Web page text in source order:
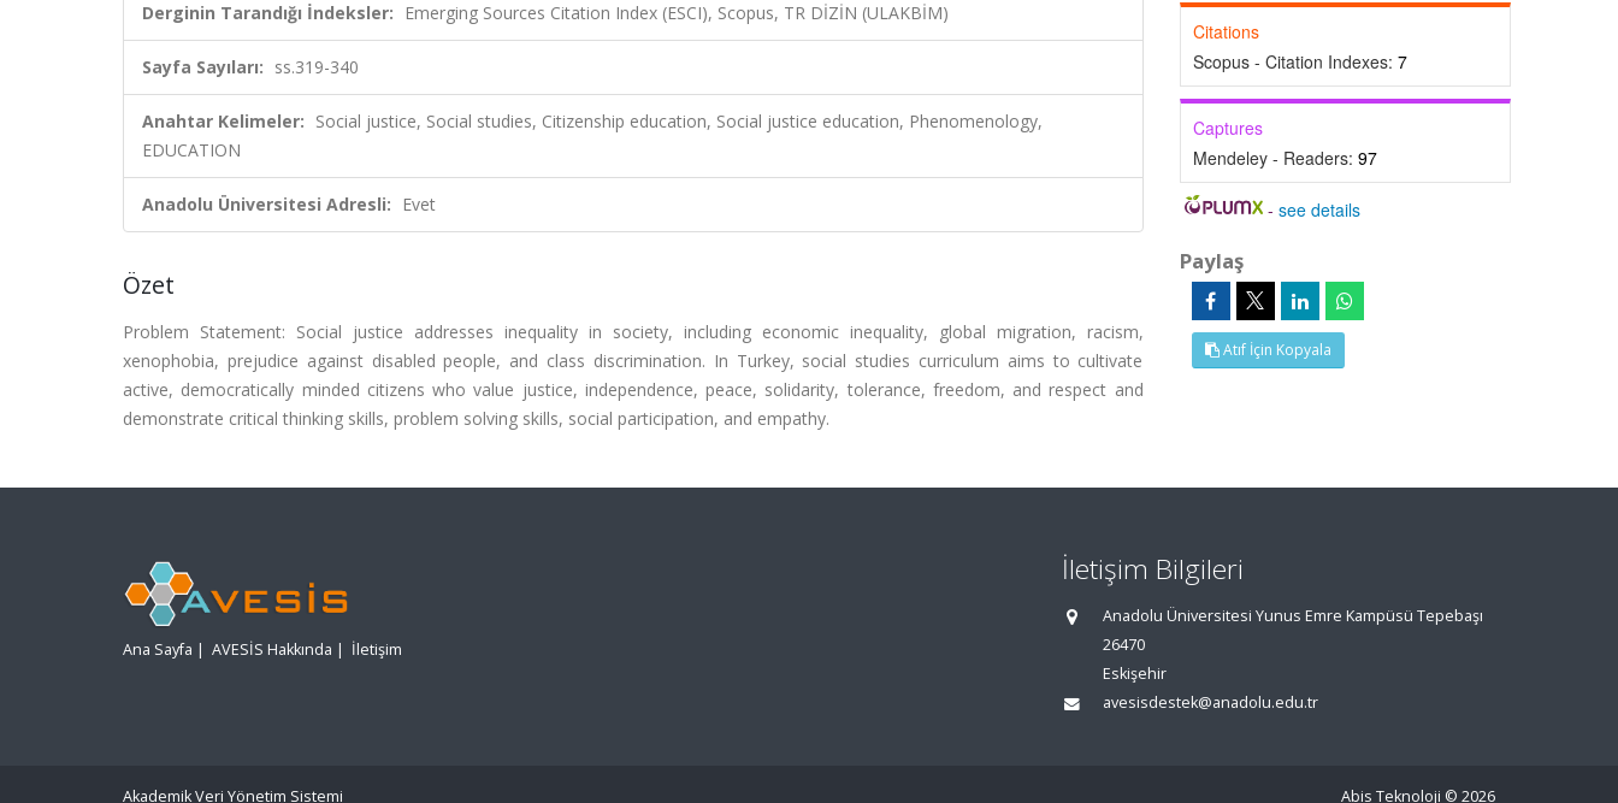
Derginin Tarandığı İndeksler: Emerging Sources Citation Index (ESCI), Scopus, TR DİZİN (ULAKBİM)
Sayfa Sayıları: ss.319-340
Anahtar Kelimeler: Social justice, Social studies, Citizenship education, Social justice education, Phenomenology,
EDUCATION
Anadolu Üniversitesi Adresli: Evet
Özet
Problem Statement: Social justice addresses inequality in society, including economic inequality, global migration, racism,
xenophobia, prejudice against disabled people, and class discrimination. In Turkey, social studies curriculum aims to cultivate
active, democratically minded citizens who value justice, independence, peace, solidarity, tolerance, freedom, and respect and
demonstrate critical thinking skills, problem solving skills, social participation, and empathy.
Citations
Scopus - Citation Indexes: 7
Captures
Mendeley - Readers: 97
-see details
Paylaş
Atıf İçin Kopyala
Ana Sayfa | AVESİS Hakkında | İletişim
İletişim Bilgileri
Anadolu Üniversitesi Yunus Emre Kampüsü Tepebaşı
26470
Eskişehir
avesisdestek@anadolu.edu.tr
Akademik Veri Yönetim Sistemi Abis Teknoloji © 2026